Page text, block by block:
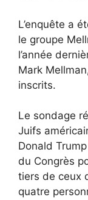
L’enquête a
le groupe
l’année
Mark
inscrits.
Le sondage
Juifs
Donald
du Congrès
tiers de ceux
quatre